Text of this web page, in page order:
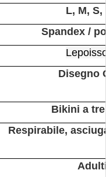
L, M, S,
Spandex /
Disegno
Bikini a
Respirabile,